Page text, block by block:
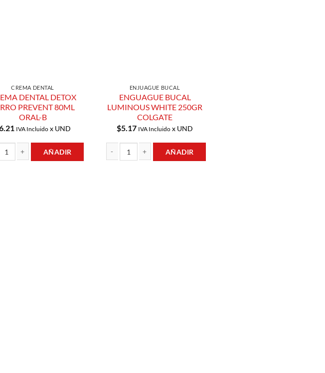
CREMA DENTAL
DENTAL DETOX
PREVENT 80ML
ORAL-B
IVA Incluido x UND
AÑADIR
ENJUAGUE BUCAL
ENGUAGUE BUCAL
LUMINOUS WHITE 250GR
COLGATE
$5.17 IVA Incluido x UND
AÑADIR